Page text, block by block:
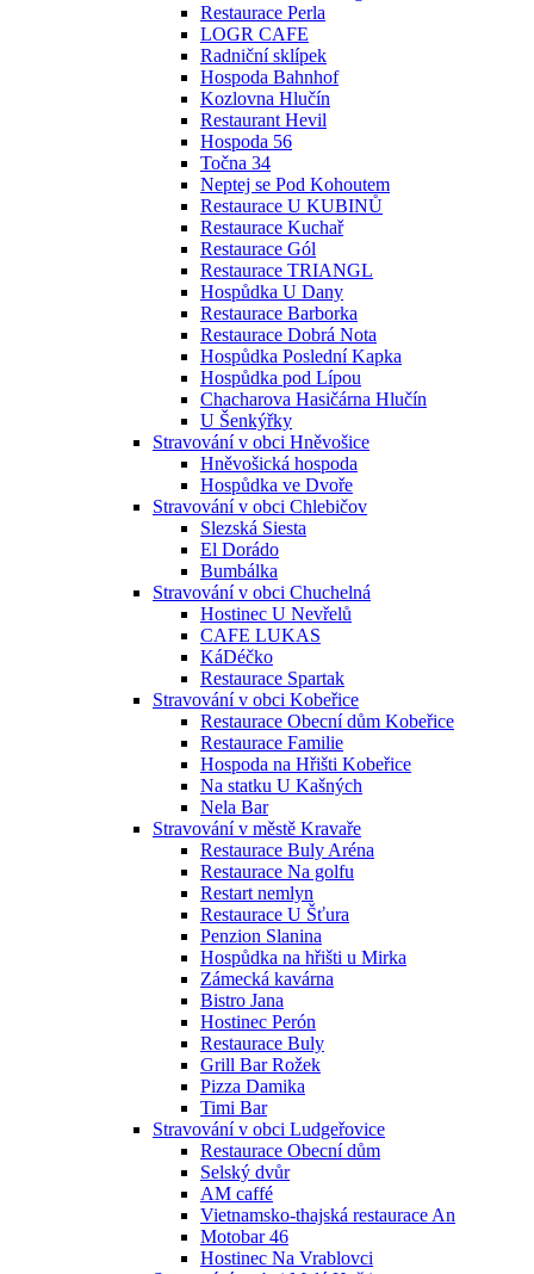
Restaurace Perla
LOGR CAFE
Radniční sklípek
Hospoda Bahnhof
Kozlovna Hlučín
Restaurant Hevil
Hospoda 56
Točna 34
Neptej se Pod Kohoutem
Restaurace U KUBINŮ
Restaurace Kuchař
Restaurace Gól
Restaurace TRIANGL
Hospůdka U Dany
Restaurace Barborka
Restaurace Dobrá Nota
Hospůdka Poslední Kapka
Hospůdka pod Lípou
Chacharova Hasičárna Hlučín
U Šenkýřky
Stravování v obci Hněvošice
Hněvošická hospoda
Hospůdka ve Dvoře
Stravování v obci Chlebičov
Slezská Siesta
El Dorádo
Bumbálka
Stravování v obci Chuchelná
Hostinec U Nevřelů
CAFE LUKAS
KáDéčko
Restaurace Spartak
Stravování v obci Kobeřice
Restaurace Obecní dům Kobeřice
Restaurace Familie
Hospoda na Hřišti Kobeřice
Na statku U Kašných
Nela Bar
Stravování v městě Kravaře
Restaurace Buly Aréna
Restaurace Na golfu
Restart nemlyn
Restaurace U Šťura
Penzion Slanina
Hospůdka na hřišti u Mirka
Zámecká kavárna
Bistro Jana
Hostinec Perón
Restaurace Buly
Grill Bar Rožek
Pizza Damika
Timi Bar
Stravování v obci Ludgeřovice
Restaurace Obecní dům
Selský dvůr
AM caffé
Vietnamsko-thajská restaurace An
Motobar 46
Hostinec Na Vrablovci